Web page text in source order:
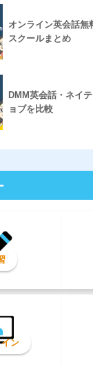
オンライン英会話無
スクールまとめ
DMM英会話・ネイ
ョブを比較
ン